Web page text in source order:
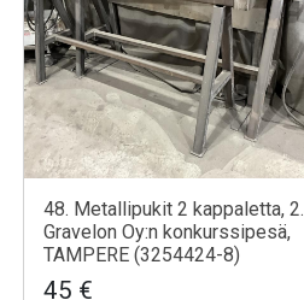
48. Metallipukit 2 kappaletta, 2.
Gravelon Oy:n konkurssipesä,
TAMPERE (3254424-8)
45 €